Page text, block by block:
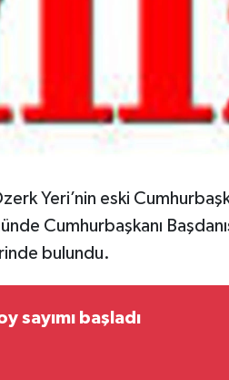
Yeri’nin eski
Cumhurbaşkanı
bulundu.
sayımı başladı